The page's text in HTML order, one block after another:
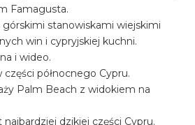
Famagusta.
górskimi stanowiskami wiejskimi
win i cypryjskiej kuchni.
i wideo.
części północnego Cypru.
Palm Beach z widokiem na
dzikiej części Cypru.